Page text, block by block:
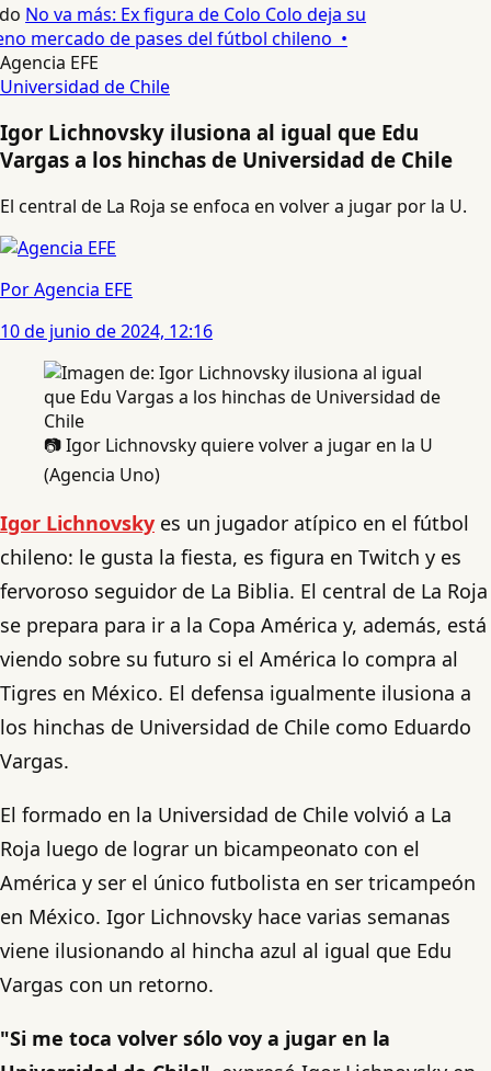
No va más: Ex figura de Colo Colo deja su
mercado de pases del fútbol chileno •
Agencia EFE
Universidad de Chile
Igor Lichnovsky ilusiona al igual que Edu
Vargas a los hinchas de Universidad de Chile
El central de La Roja se enfoca en volver a jugar por la U.
Por Agencia EFE
10 de junio de 2024, 12:16
📷 Igor Lichnovsky quiere volver a jugar en la U
(Agencia Uno)
Igor Lichnovsky es un jugador atípico en el fútbol
chileno: le gusta la fiesta, es figura en Twitch y es
fervoroso seguidor de La Biblia. El central de La Roja
se prepara para ir a la Copa América y, además, está
viendo sobre su futuro si el América lo compra al
Tigres en México. El defensa igualmente ilusiona a
los hinchas de Universidad de Chile como Eduardo
Vargas.
El formado en la Universidad de Chile volvió a La
Roja luego de lograr un bicampeonato con el
América y ser el único futbolista en ser tricampeón
en México. Igor Lichnovsky hace varias semanas
viene ilusionando al hincha azul al igual que Edu
Vargas con un retorno.
"Si me toca volver sólo voy a jugar en la